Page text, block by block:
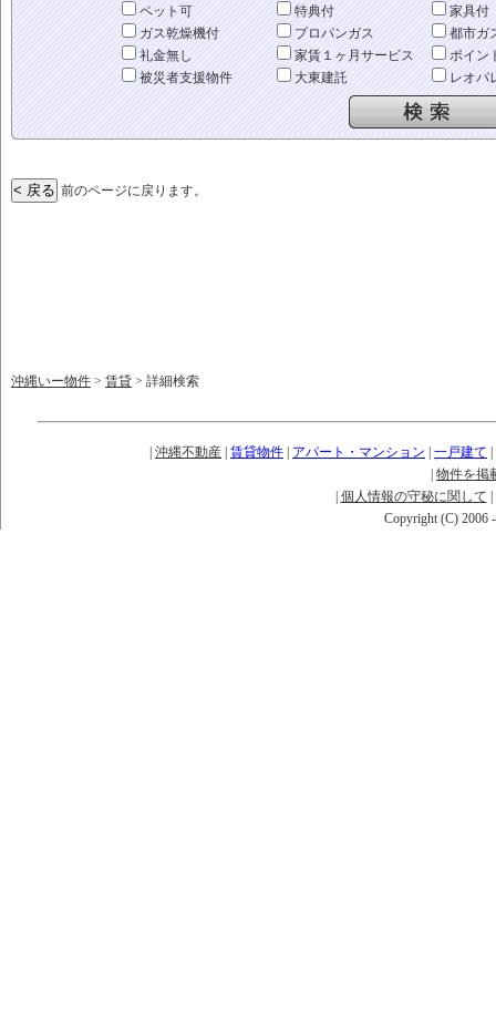
ペット可
特典付
家具付
ガス乾燥機付
プロパンガス
都市ガ
礼金無し
家賃１ヶ月サービス
ポイン
被災者支援物件
大東建託 レオパ
前のページに戻ります。
沖縄いー物件 > 賃貸 > 詳細検索
沖縄不動産 賃貸物件 アパート・マンション 一戸建て
物件を掲
個人情報の守秘に関して
Copyright (C) 2006